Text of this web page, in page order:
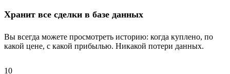
Хранит все сделки в базе данных
Вы всегда можете просмотреть историю: когда куплено, по
какой цене, с какой прибылью. Никакой потери данных.
10